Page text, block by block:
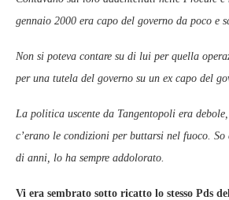
gennaio 2000 era capo del governo da poco e
Non si poteva contare su di lui per quella
per una tutela del governo su un ex capo del
La politica uscente da Tangentopoli era
c’erano le condizioni per buttarsi nel fuoco. So
di anni, lo ha sempre addolorato.
Vi era sembrato sotto ricatto lo stesso Pds